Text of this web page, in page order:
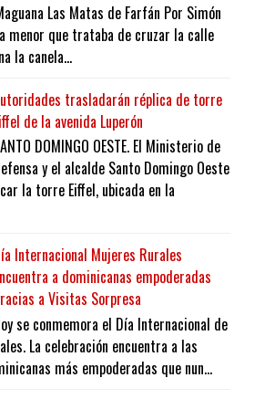
Las Matas de Farfán Por Simón
menor que trataba de cruzar la calle
la canela...
trasladarán réplica de torre
de la avenida Luperón
DOMINGO OESTE. El Ministerio de
y el alcalde Santo Domingo Oeste
la torre Eiffel, ubicada en la
Internacional Mujeres Rurales
a dominicanas empoderadas
a Visitas Sorpresa
se conmemora el Día Internacional de
La celebración encuentra a las
más empoderadas que nun...